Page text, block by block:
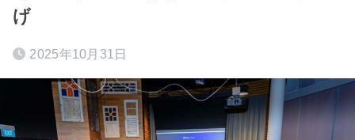
げ
2025年10月31日